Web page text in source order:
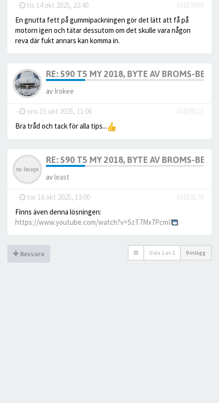
- tis 14 okt 2025, 22:40
#1619093
En gnutta fett på gummipackningen gör det lätt att få på
motorn igen och tätar dessutom om det skulle vara någon
reva där fukt annars kan komma in.
RE: S90 T5 MY 2018, BYTE AV BROMS-
av Irokee
- ons 15 okt 2025, 11:06
#1619111
Bra tråd och tack för alla tips...
RE: S90 T5 MY 2018, BYTE AV BROMS-
avleast
- tor 16 okt 2025, 13:00
#1619176
Finns även denna lösningen:
https://www.youtube.com/watch?v=SzT7Mx7PcmI
Besvara Sida 1 av 1 9 inlägg